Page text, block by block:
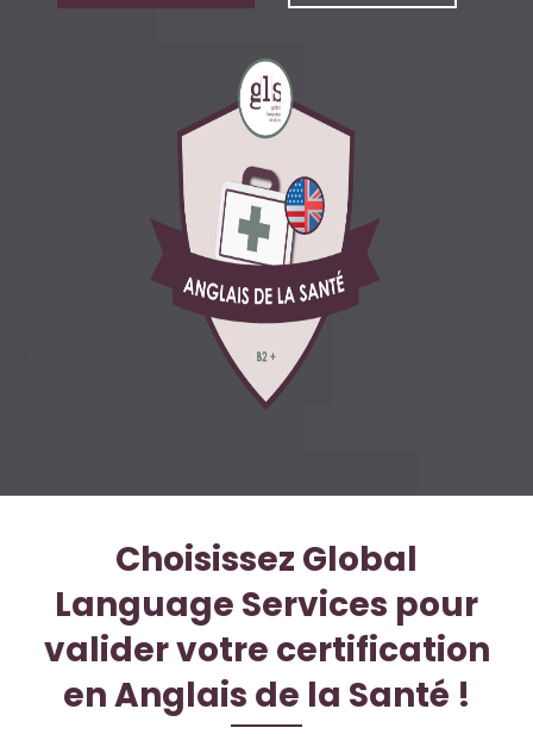
Choisissez Global
Language Services pour
valider votre certification
en Anglais de la Santé !